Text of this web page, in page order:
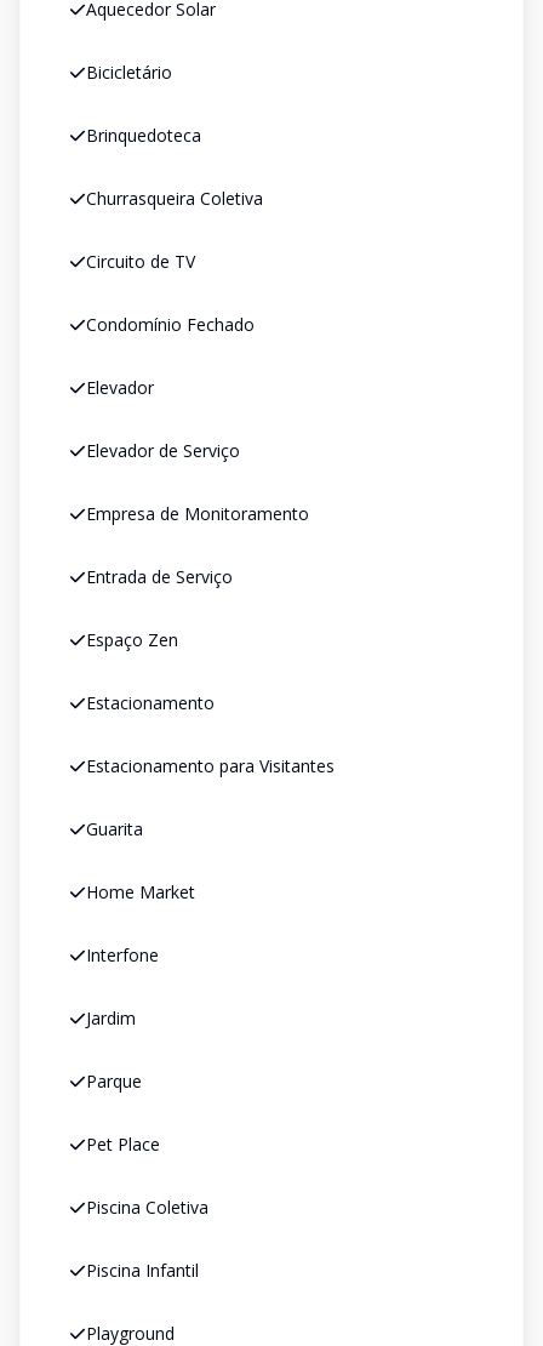
Aquecedor Solar
Bicicletário
Brinquedoteca
Churrasqueira Coletiva
Circuito de TV
Condomínio Fechado
Elevador
Elevador de Serviço
Empresa de Monitoramento
Entrada de Serviço
Espaço Zen
Estacionamento
Estacionamento para Visitantes
Guarita
Home Market
Interfone
Jardim
Parque
Pet Place
Piscina Coletiva
Piscina Infantil
Playground